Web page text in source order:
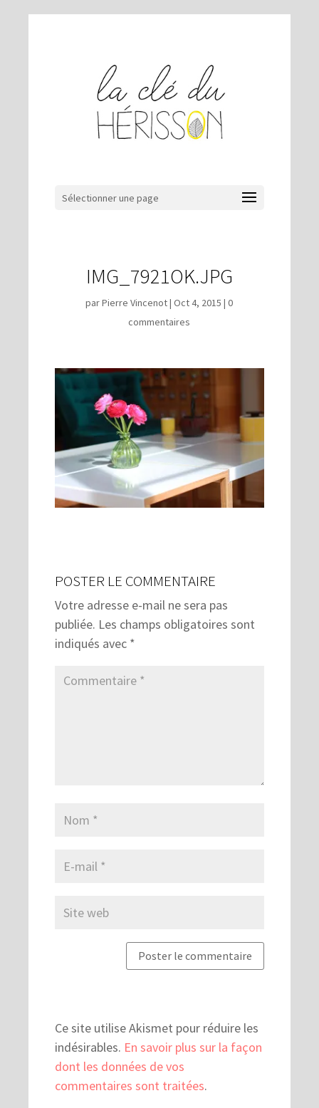
Sélectionner une page
IMG_7921OK.JPG
parPierre Vincenot|Oct 4, 2015 |0
commentaires
POSTER LE COMMENTAIRE
Votre adresse e-mail ne sera pas
publiée. Les champs obligatoires sont
indiqués avec *
Ce site utilise Akismet pour réduire les
indésirables. En savoir plus sur la façon
dont les données de vos
commentaires sont traitées.